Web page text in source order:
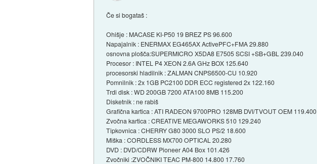
Če si bogataš :
Ohišje : MACASE KI-P50 19 BREZ PS 96.600
Napajalnik : ENERMAX EG465AX ActivePFC+FMA 29.880
osnovna plošča:SUPERMICRO X5DA8 E7505 SCSI +SB+GBL 239.040
Procesor : INTEL P4 XEON 2.6A GHz BOX 125.640
procesorski hladilnik : ZALMAN CNPS6500-CU 10.920
Pomnilnik : 2x 1GB PC2100 DDR ECC registered 2x 122.160
Trdi disk : WD 200GB 7200 ATA100 8MB 115.200
Disketnik : ne rabiš
Grafična kartica : ATI RADEON 9700PRO 128MB DVI/TVOUT OEM 119.400
Zvočna kartica : CREATIVE MEGAWORKS 510 129.240
Tipkovnica : CHERRY G80 3000 SLO PS/2 18.600
Miška : CORDLESS MX700 OPTICAL 20.280
DVD : DVD/CDRW Pioneer A04 Box 101.426
Zvočniki :ZVOČNIKI TEAC PM-800 14.800 17.760